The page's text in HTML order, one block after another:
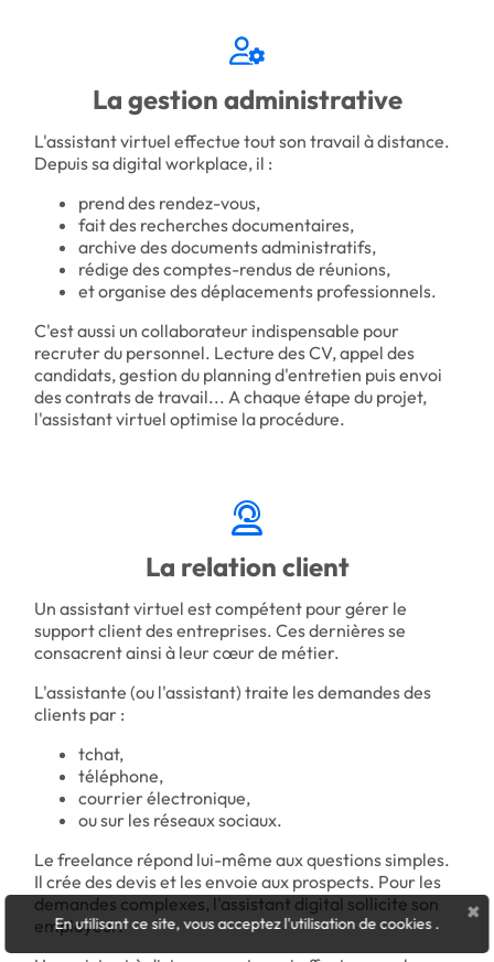
La gestion administrative
L'assistant virtuel effectue tout son travail à distance.
Depuis sa digital workplace, il :
prend des rendez-vous,
fait des recherches documentaires,
archive des documents administratifs,
rédige des comptes-rendus de réunions,
et organise des déplacements professionnels.
C'est aussi un collaborateur indispensable pour
recruter du personnel. Lecture des CV, appel des
candidats, gestion du planning d'entretien puis envoi
des contrats de travail... A chaque étape du projet,
l'assistant virtuel optimise la procédure.
La relation client
Un assistant virtuel est compétent pour gérer le
support client des entreprises. Ces dernières se
consacrent ainsi à leur cœur de métier.
L'assistante (ou l'assistant) traite les demandes des
clients par :
tchat,
téléphone,
courrier électronique,
ou sur les réseaux sociaux.
Le freelance répond lui-même aux questions simples.
Il crée des devis et les envoie aux prospects. Pour les
demandes complexes, l'assistant digital sollicite son
employeur.
×
En utilisant ce site, vous acceptez l'utilisation de cookies.